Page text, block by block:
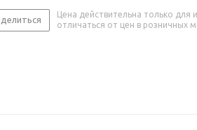
Цена действительна только для
отличаться от цен в розничных